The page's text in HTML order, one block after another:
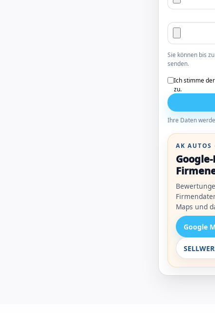
Sie können bis
senden.
Ich stimme
zu.
Ihre Daten
AK AUTOS
Maps und
Google